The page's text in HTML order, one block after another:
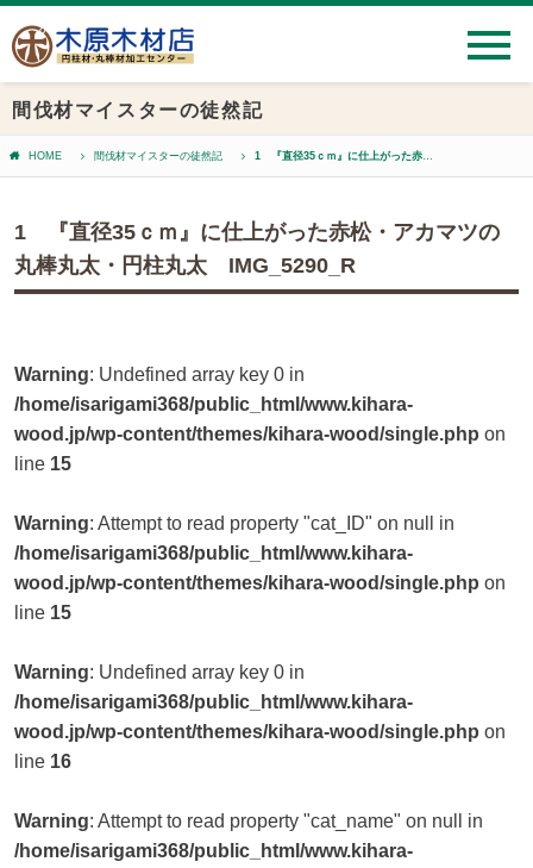
間伐材マイスターの徒然記
HOME 間伐材マイスターの徒然記 1 『直径35ｃｍ』に仕上がった赤松・アカマツの丸棒丸太・円柱丸太 IMG_5290_R
1 『直径35ｃｍ』に仕上がった赤松・アカマツの
丸棒丸太・円柱丸太 IMG_5290_R
Warning: Undefined array key 0 in
/home/isarigami368/public_html/www.kihara-
wood.jp/wp-content/themes/kihara-wood/single.php on
line 15
Warning: Attempt to read property "cat_ID" on null in
/home/isarigami368/public_html/www.kihara-
wood.jp/wp-content/themes/kihara-wood/single.php on
line 15
Warning: Undefined array key 0 in
/home/isarigami368/public_html/www.kihara-
wood.jp/wp-content/themes/kihara-wood/single.php on
line 16
Warning: Attempt to read property "cat_name" on null in
/home/isarigami368/public_html/www.kihara-